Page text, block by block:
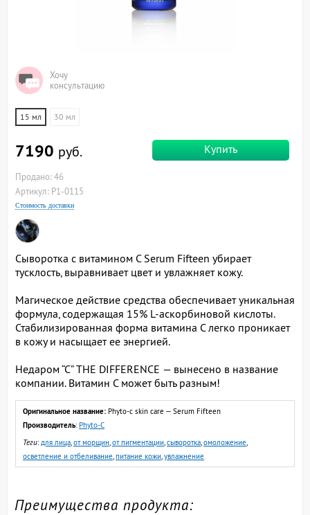
Хочу
консультацию
15 мл 30 мл
7190 руб. Купить
Продано: 46
Артикул: P1-0115
Стоимость доставки
Сыворотка с витамином С Serum Fifteen убирает
тусклость, выравнивает цвет и увлажняет кожу.
Магическое действие средства обеспечивает уникальная
формула, содержащая 15% L-аскорбиновой кислоты.
Стабилизированная форма витамина С легко проникает
в кожу и насыщает ее энергией.
Недаром “С” THE DIFFERENCE — вынесено в название
компании. Витамин С может быть разным!
Оригинальное название: Phyto-c skin care — Serum Fifteen
Производитель: Phyto-C
Теги:для лица,от морщин,от пигментации,сыворотка,омоложение,
осветление и отбеливание,питание кожи,увлажнение
Преимущества продукта: